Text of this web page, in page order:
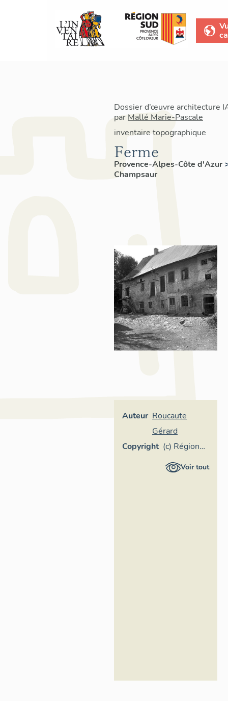
Dossier d’œuvre architecture
par Mallé Marie-Pascale
inventaire topographique
Ferme
Provence-Alpes-Côte d'Azur
Champsaur
Auteur Roucaute
Gérard
Copyright (c) Région
Provence-Voir tout